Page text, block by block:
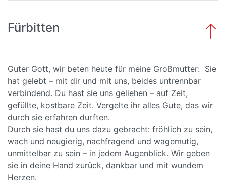
Fürbitten
Guter Gott, wir beten heute für meine Großmutter: Sie
hat gelebt – mit dir und mit uns, beides untrennbar
verbindend. Du hast sie uns geliehen – auf Zeit,
gefüllte, kostbare Zeit. Vergelte ihr alles Gute, das wir
durch sie erfahren durften.
Durch sie hast du uns dazu gebracht: fröhlich zu sein,
wach und neugierig, nachfragend und wagemutig,
unmittelbar zu sein – in jedem Augenblick. Wir geben
sie in deine Hand zurück, dankbar und mit wundem
Herzen.